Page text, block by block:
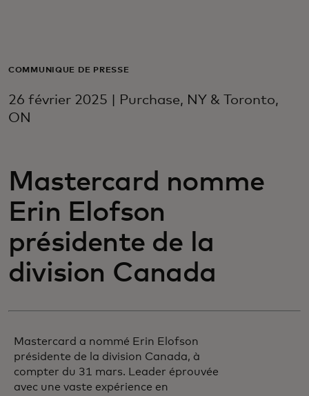
Pour l'entreprise
Pour le monde
Actualités et tendances
COMMUNIQUÉ DE PRESSE
26 février 2025 | Purchase, NY & Toronto,
ON
Mastercard nomme
Erin Elofson
présidente de la
division Canada
Mastercard a nommé Erin Elofson
présidente de la division Canada, à
compter du 31 mars. Leader éprouvée
avec une vaste expérience en